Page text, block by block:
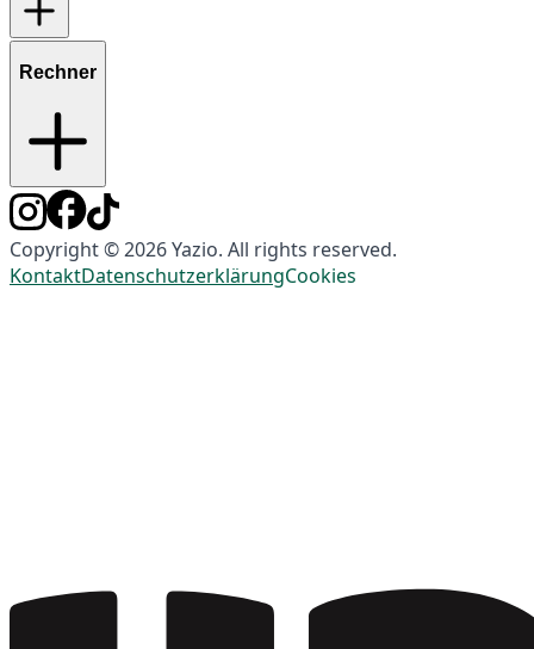
Rechner
Copyright © 2026 Yazio. All rights reserved.
KontaktDatenschutzerklärungCookies